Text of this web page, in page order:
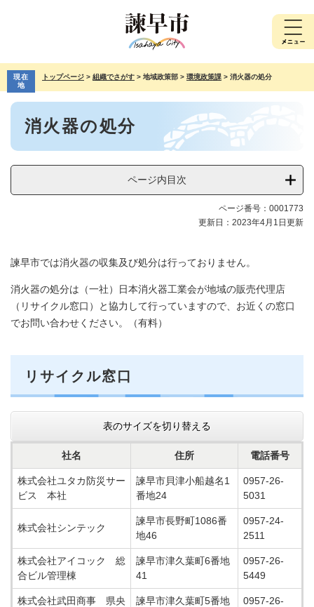
先
で
す。
を
ば
現在
地
トップページ > 組織でさがす > 地域政策部 > 環境政策課 > 消火器の処分
本
消火器の処分
ページ内目次
ページ番号：0001773
更新日：2023年4月1日更新
諫早市では消火器の収集及び処分は行っておりません。
消火器の処分は（一社）日本消火器工業会が地域の販売代理店
（リサイクル窓口）と協力して行っていますので、お近くの窓口
でお問い合わせください。（有料）
リサイクル窓口
表のサイズを切り替える
社名 住所 電話番号
株式会社ユタカ防災サー
ビス 本社
諫早市貝津小船越名1
番地24
0957-26-
5031
株式会社シンテック
諫早市長野町1086番
地46
0957-24-
2511
株式会社アイコック 総
合ビル管理棟
諫早市津久葉町6番地
41
0957-26-
5449
株式会社武田商事 県央
諫早市津久葉町5番地
0957-26-